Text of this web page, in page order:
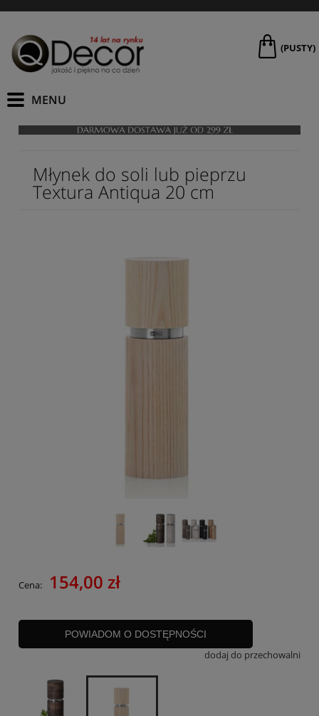
(PUSTY)
Młynek do soli lub pieprzu
Textura Antiqua 20 cm
Cena: 154,00 zł
POWIADOM O DOSTĘPNOŚCI
dodaj do przechowalni